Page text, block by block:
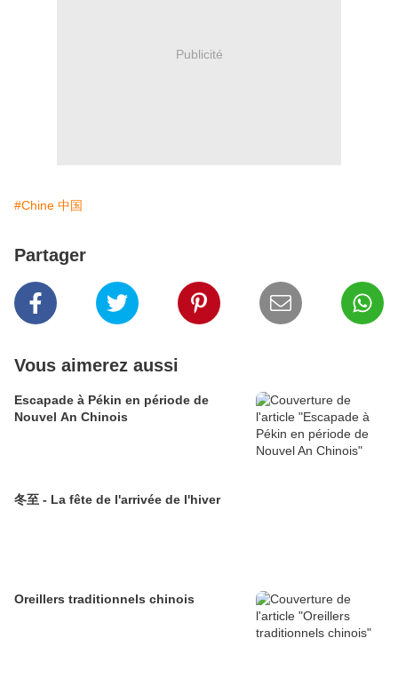
Publicité
#Chine 中国
Partager
Vous aimerez aussi
Escapade à Pékin en période de
Nouvel An Chinois
冬至 - La fête de l'arrivée de l'hiver
Oreillers traditionnels chinois